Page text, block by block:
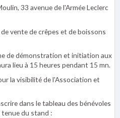
33 avenue de l'Armée Leclerc
vente de crêpes et de boissons
de démonstration et initiation aux
lieu à 15 heures pendant 15 mn.
la visibilité de l'Association et
dans le tableau des bénévoles
du stand :